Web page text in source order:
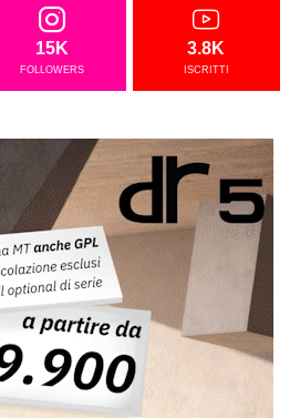
15K
FOLLOWERS
3.8K
ISCRITTI